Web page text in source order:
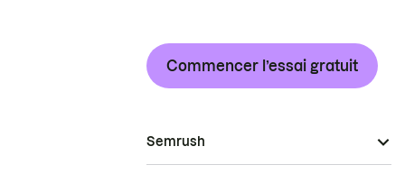
Commencer l’essai gratuit
Semrush